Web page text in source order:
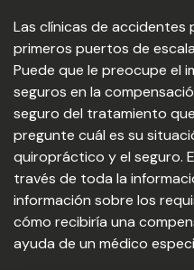
Las clínicas de accidentes
primeros puertos de
Puede que le preocupe el
seguros en la
seguro del tratamiento
pregunte cuál es su
quiropráctico y el seguro.
través de toda la
información sobre los
cómo recibiría una
ayuda de un médico